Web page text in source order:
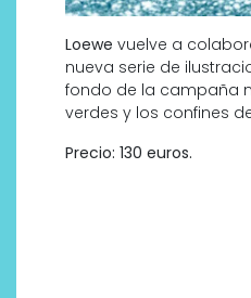
Loewe vuelve a
nueva serie de
fondo de la campaña
verdes y los confines
Precio: 130 euros.